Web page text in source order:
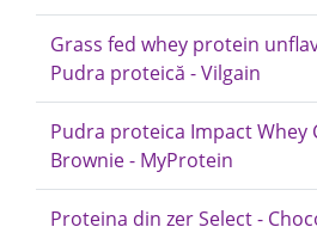
Grass fed whey protein
Pudra proteică - Vilgain
Pudra proteica Impact Whey
Brownie - MyProtein
Proteina din zer Select -